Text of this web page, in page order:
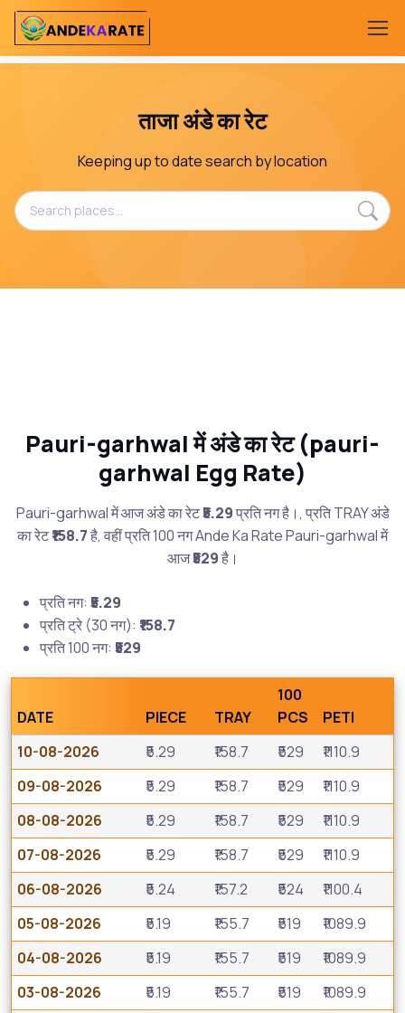
ताजा अंडे का रेट
Keeping up to date search by location
Pauri-garhwal में अंडे का रेट (pauri-
garhwal Egg Rate)
Pauri-garhwal में आज अंडे का रेट₹5.29प्रति नग है।, प्रति TRAY अंडे
का रेट₹158.7है, वहीं प्रति 100 नग Ande Ka Rate Pauri-garhwal में
आज₹529है।
प्रति नग: ₹5.29
प्रति ट्रे (30 नग): ₹158.7
प्रति 100 नग: ₹529
DATE PIECE TRAY
100
PCS
PETI
10-08-2026
₹5.29 ₹158.7 ₹529
₹1110.9
09-08-2026
₹5.29 ₹158.7 ₹529
₹1110.9
08-08-2026
₹5.29 ₹158.7 ₹529
₹1110.9
07-08-2026
₹5.29 ₹158.7 ₹529
₹1110.9
06-08-2026
₹5.24 ₹157.2 ₹524
₹1100.4
05-08-2026
₹5.19 ₹155.7 ₹519
₹1089.9
04-08-2026
₹5.19 ₹155.7 ₹519
₹1089.9
03-08-2026
₹5.19 ₹155.7 ₹519
₹1089.9